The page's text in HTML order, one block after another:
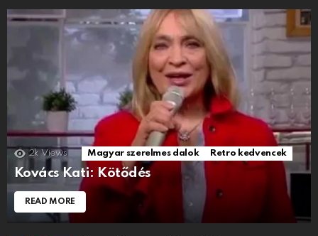
2k Views Magyar szerelmes dalok Retro kedvencek
Kovács Kati: Kötődés
READ MORE